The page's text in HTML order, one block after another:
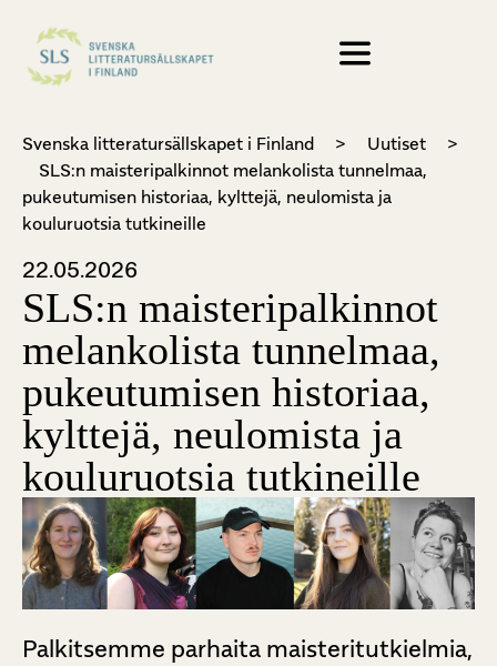
Svenska litteratursällskapet i Finland > Uutiset
>
SLS:n maisteripalkinnot melankolista tunnelmaa,
pukeutumisen historiaa, kylttejä, neulomista ja
kouluruotsia tutkineille
22.05.2026
SLS:n maisteripalkinnot
melankolista tunnelmaa,
pukeutumisen historiaa,
kylttejä, neulomista ja
kouluruotsia tutkineille
Palkitsemme parhaita maisteritutkielmia,